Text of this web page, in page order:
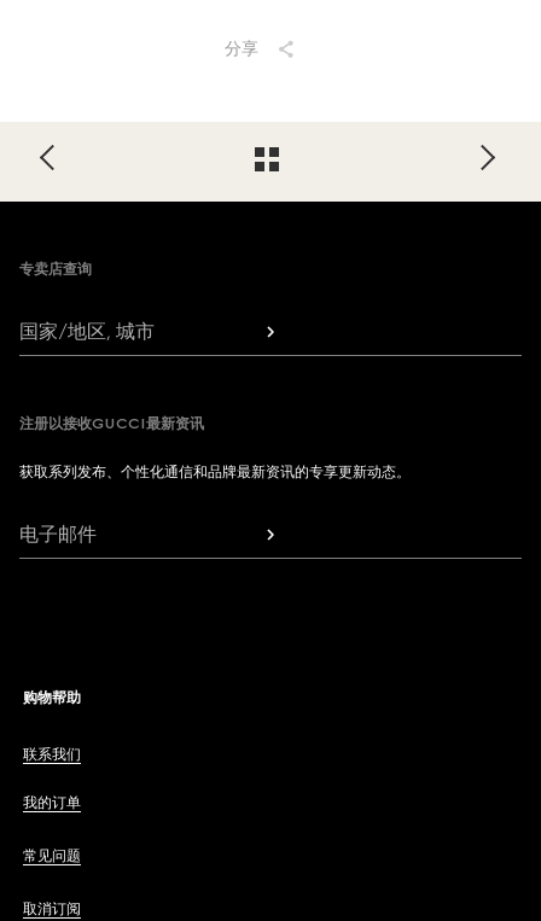
分享
专卖店查询
国家/地区, 城市
注册以接收GUCCI最新资讯
获取系列发布、个性化通信和品牌最新资讯的专享更新动态。
电子邮件
购物帮助
联系我们
我的订单
常见问题
取消订阅